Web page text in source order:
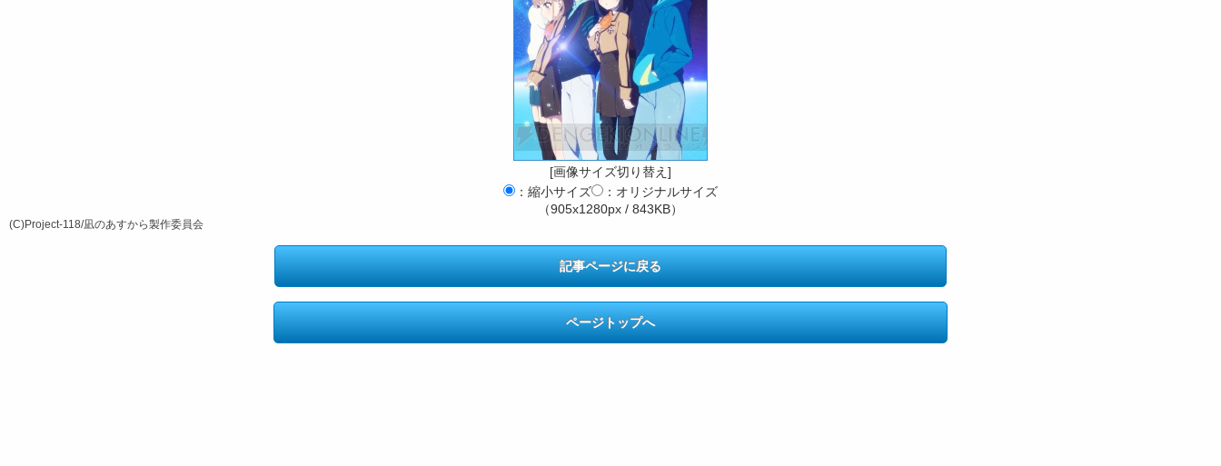
[画像サイズ切り替え]
：縮小サイズ
：オリジナルサイズ
（905x1280px / 843KB）
(C)Project‐118/凪のあすから製作委員会
記事ページに戻る
ページトップへ